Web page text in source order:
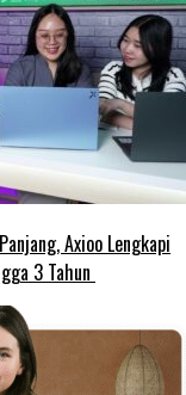
Axioo Lengkapi
3 Tahun